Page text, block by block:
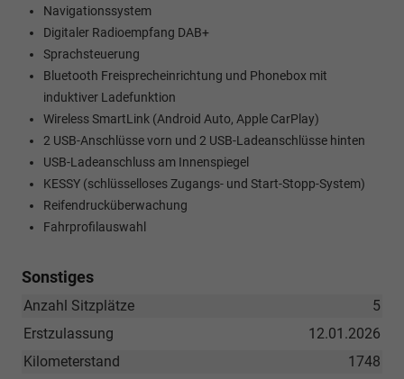
Navigationssystem
Digitaler Radioempfang DAB+
Sprachsteuerung
Bluetooth Freisprecheinrichtung und Phonebox mit
induktiver Ladefunktion
Wireless SmartLink (Android Auto, Apple CarPlay)
2 USB-Anschlüsse vorn und 2 USB-Ladeanschlüsse hinten
USB-Ladeanschluss am Innenspiegel
KESSY (schlüsselloses Zugangs- und Start-Stopp-System)
Reifendrucküberwachung
Fahrprofilauswahl
Sonstiges
5
Anzahl Sitzplätze
12.01.2026
Erstzulassung
1748
Kilometerstand